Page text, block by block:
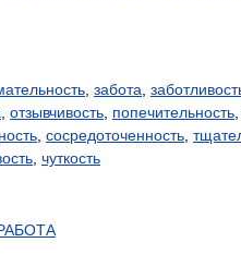
забота
отзывчивость попечительность
сосредоточенность
чуткость